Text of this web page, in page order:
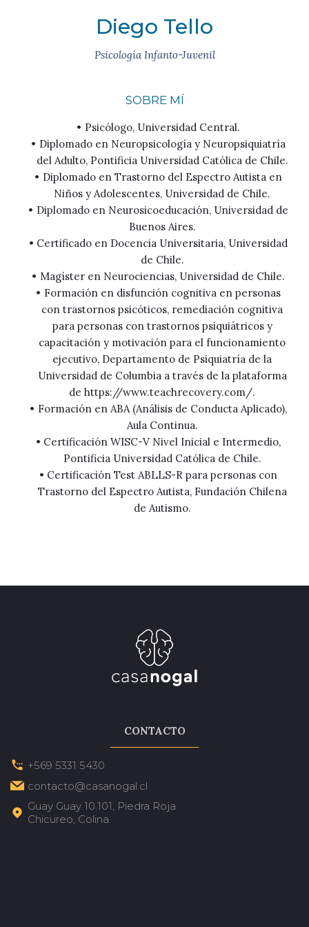
Diego Tello
Psicología Infanto-Juvenil
SOBRE MÍ
Psicólogo, Universidad Central.
Diplomado en Neuropsicología y Neuropsiquiatría
del Adulto, Pontificia Universidad Católica de Chile.
Diplomado en Trastorno del Espectro Autista en
Niños y Adolescentes, Universidad de Chile.
Diplomado en Neurosicoeducación, Universidad de
Buenos Aires.
Certificado en Docencia Universitaria, Universidad
de Chile.
Magíster en Neurociencias, Universidad de Chile.
Formación en disfunción cognitiva en personas
con trastornos psicóticos, remediación cognitiva
para personas con trastornos psiquiátricos y
capacitación y motivación para el funcionamiento
ejecutivo, Departamento de Psiquiatría de la
Universidad de Columbia a través de la plataforma
de https://www.teachrecovery.com/.
Formación en ABA (Análisis de Conducta Aplicado),
Aula Continua.
Certificación WISC-V Nivel Inicial e Intermedio,
Pontificia Universidad Católica de Chile.
Certificación Test ABLLS-R para personas con
Trastorno del Espectro Autista, Fundación Chilena
de Autismo.
CONTACTO
+569 5331 5430
contacto@casanogal.cl
Guay Guay 10.101, Piedra Roja
Chicureo, Colina.